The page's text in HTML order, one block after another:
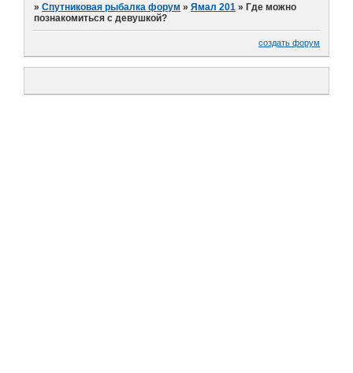
»Спутниковая рыбалка форум »Ямал 201 » Где можно
познакомиться с девушкой?
создать форум